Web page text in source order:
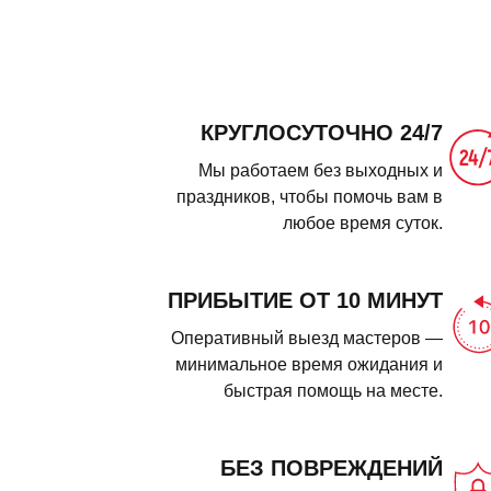
КРУГЛОСУТОЧНО 24/7
Мы работаем без выходных и
праздников, чтобы помочь вам в
любое время суток.
ПРИБЫТИЕ ОТ 10 МИНУТ
Оперативный выезд мастеров —
минимальное время ожидания и
быстрая помощь на месте.
БЕЗ ПОВРЕЖДЕНИЙ